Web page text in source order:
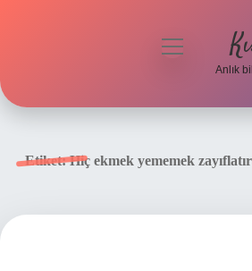
menüyü
Anlık
Etiket:Hiç ekmek yememek zayıflatır